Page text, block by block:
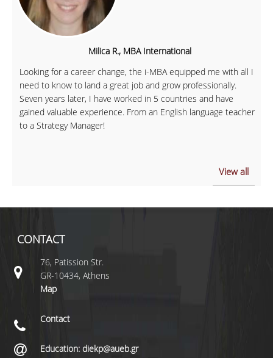
Milica R., MBA International
Looking for a career change, the i-MBA equipped me with all I
need to know to land a great job and grow professionally.
Seven years later, I have worked in 5 countries and have
gained valuable experience. From an English language teacher
to a Strategy Manager!
View all
CONTACT
76, Patission Str.
GR-10434, Athens
Map
Contact
Education: diekp@aueb.gr